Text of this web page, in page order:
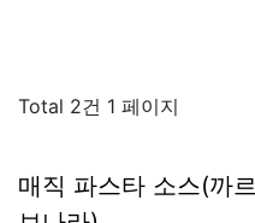
Total 2건 1 페이지
매직 파스타 소스(까르